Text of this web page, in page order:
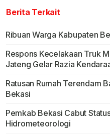
Berita Terkait
Ribuan Warga Kabupaten
Respons Kecelakaan Truk
Jateng Gelar Razia
Ratusan Rumah Terendam
Bekasi
Pemkab Bekasi Cabut
Hidrometeorologi